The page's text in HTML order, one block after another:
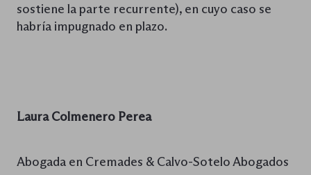
sostiene la parte recurrente), en cuyo caso se
habría impugnado en plazo.
Laura Colmenero Perea
Abogada en Cremades & Calvo-Sotelo Abogados